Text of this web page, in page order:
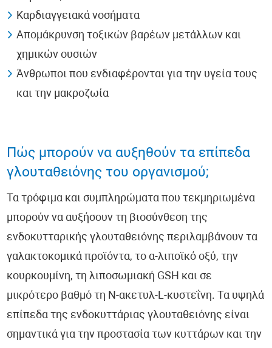
Καρδιαγγειακά νοσήματα
Απομάκρυνση τοξικών βαρέων μετάλλων και
χημικών ουσιών
Άνθρωποι που ενδιαφέρονται για την υγεία τους
και την μακροζωία
Πώς μπορούν να αυξηθούν τα επίπεδα
γλουταθειόνης του οργανισμού;
Τα τρόφιμα και συμπληρώματα που τεκμηριωμένα
μπορούν να αυξήσουν τη βιοσύνθεση της
ενδοκυτταρικής γλουταθειόνης περιλαμβάνουν τα
γαλακτοκομικά προϊόντα, το α-λιποϊκό οξύ, την
κουρκουμίνη, τη λιποσωμιακή GSH και σε
μικρότερο βαθμό τη Ν-ακετυλ-L-κυστεΐνη. Τα υψηλά
επίπεδα της ενδοκυττάριας γλουταθειόνης είναι
σημαντικά για την προστασία των κυττάρων και την